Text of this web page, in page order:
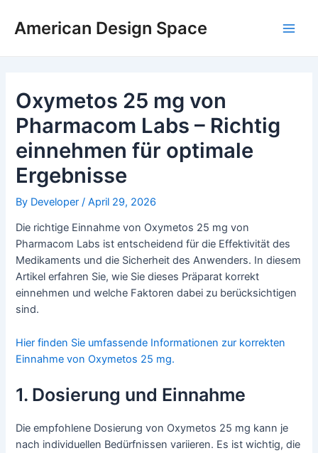
American Design Space
Oxymetos 25 mg von
Pharmacom Labs – Richtig
einnehmen für optimale
Ergebnisse
By Developer/April 29, 2026
Die richtige Einnahme von Oxymetos 25 mg von
Pharmacom Labs ist entscheidend für die Effektivität des
Medikaments und die Sicherheit des Anwenders. In diesem
Artikel erfahren Sie, wie Sie dieses Präparat korrekt
einnehmen und welche Faktoren dabei zu berücksichtigen
sind.
Hier finden Sie umfassende Informationen zur korrekten
Einnahme von Oxymetos 25 mg.
1. Dosierung und Einnahme
Die empfohlene Dosierung von Oxymetos 25 mg kann je
nach individuellen Bedürfnissen variieren. Es ist wichtig, die
navigation